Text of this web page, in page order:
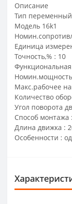
Описание
Тип переменный
Модель 16k1
Единица
Точность,% : 10
Макс.рабочее
Количество
Угол поворота
Способ монтажа
Длина движка :
Особенности :